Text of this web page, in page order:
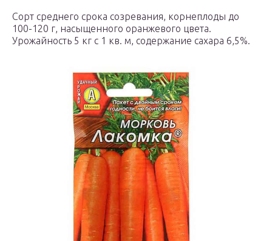
Сорт среднего срока созревания, корнеплоды до
100-120 г, насыщенного оранжевого цвета.
Урожайность 5 кг с 1 кв. м, содержание сахара 6,5%.